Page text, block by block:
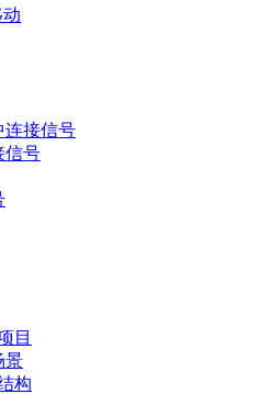
动
连接信号
信号
目
景
构